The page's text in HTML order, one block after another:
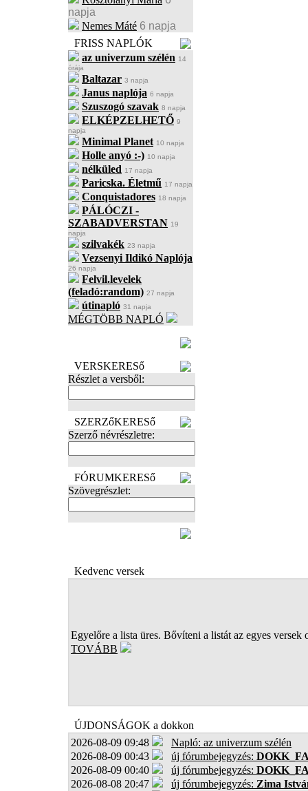
napja
Nemes Máté 6 napja
FRISS NAPLÓK
az univerzum szélén 14
órája
Baltazar 3 napja
Janus naplója 6 napja
Szuszogó szavak 8 napja
ELKÉPZELHETŐ 9
napja
Minimal Planet 10 napja
Holle anyó :-) 10 napja
nélküled 17 napja
Paricska. Életmű 17 napja
Conquistadores 18 napja
PÁLÓCZI -
SZABADVERSTAN 19
napja
szilvakék 23 napja
Vezsenyi Ildikó Naplója
26 napja
Felvil.levelek
(feladó:random) 27 napja
útinapló 31 napja
MÉGTÖBB NAPLÓ
VERSKERESő
Részlet a versből:
SZERZőKERESő
Szerző névrészletre:
FÓRUMKERESő
Szövegrészlet:
Kedvenc versek
Egyelőre a lista üres. Bővíteni a listát az egyes versek
TOVÁBB
ÚJDONSÁGOK a dokkon
2026-08-09 09:48
Napló: az univerzum szélén
2026-08-09 00:43
új fórumbejegyzés:
2026-08-09 00:40
új fórumbejegyzés:
2026-08-08 20:47
új fórumbejegyzés: Zima